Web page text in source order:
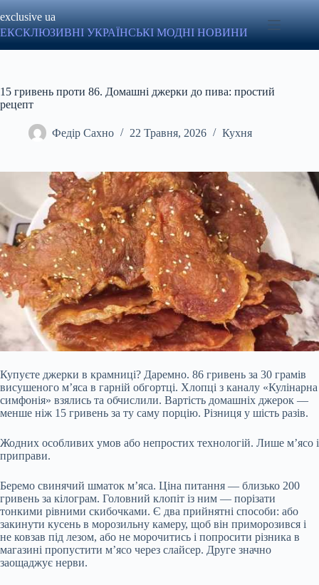
до
вмісту
exclusive ua
ЕКСКЛЮЗИВНІ УКРАЇНСЬКІ МОДНІ НОВИНИ
15 гривень проти 86. Домашні джерки до пива: простий
рецепт
Федір Сахно 22 Травня, 2026 Кухня
Купуєте джерки в крамниці? Даремно. 86 гривень за 30 грамів
висушеного м’яса в гарній обгортці. Хлопці з каналу «Кулінарна
симфонія» взялись та обчислили. Вартість домашніх джерок —
менше ніж 15 гривень за ту саму порцію. Різниця у шість разів.
Жодних особливих умов або непростих технологій. Лише м’ясо і
приправи.
Беремо свинячий шматок м’яса. Ціна питання — близько 200
гривень за кілограм. Головний клопіт із ним — порізати
тонкими рівними скибочками. Є два прийнятні способи: або
закинути кусень в морозильну камеру, щоб він приморозився і
не ковзав під лезом, або не морочитись і попросити різника в
магазині пропустити м’ясо через слайсер. Друге значно
заощаджує нерви.